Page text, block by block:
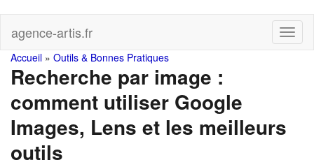
main
content
agence-artis.fr
You
are
here
Accueil » Outils & Bonnes Pratiques
Recherche par image :
comment utiliser Google
Images, Lens et les meilleurs
outils